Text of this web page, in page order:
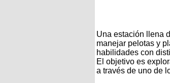
Una estación llena
manejar pelotas y
habilidades con
El objetivo es
a través de uno de